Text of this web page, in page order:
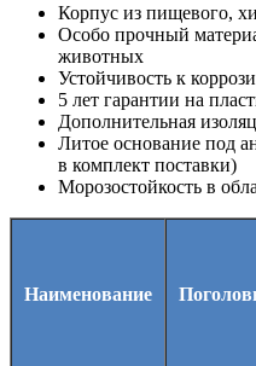
Корпус из пищевого,
Особо прочный
животных
Устойчивость к
5 лет гарантии на
Дополнительная
Литое основание под
в комплект поставки)
Морозостойкость в
Наименование